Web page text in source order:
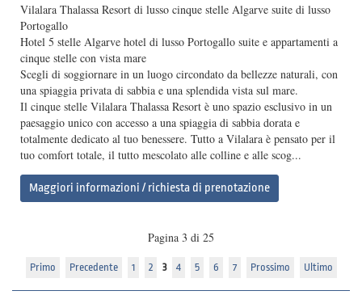
Vilalara Thalassa Resort di lusso cinque stelle Algarve suite di lusso
Portogallo
Hotel 5 stelle Algarve hotel di lusso Portogallo suite e appartamenti a
cinque stelle con vista mare
Scegli di soggiornare in un luogo circondato da bellezze naturali, con
una spiaggia privata di sabbia e una splendida vista sul mare.
Il cinque stelle Vilalara Thalassa Resort è uno spazio esclusivo in un
paesaggio unico con accesso a una spiaggia di sabbia dorata e
totalmente dedicato al tuo benessere. Tutto a Vilalara è pensato per il
tuo comfort totale, il tutto mescolato alle colline e alle scog...
Maggiori informazioni / richiesta di prenotazione
Pagina 3 di 25
Primo Precedente 1 2 3 4 5 6 7 Prossimo Ultimo